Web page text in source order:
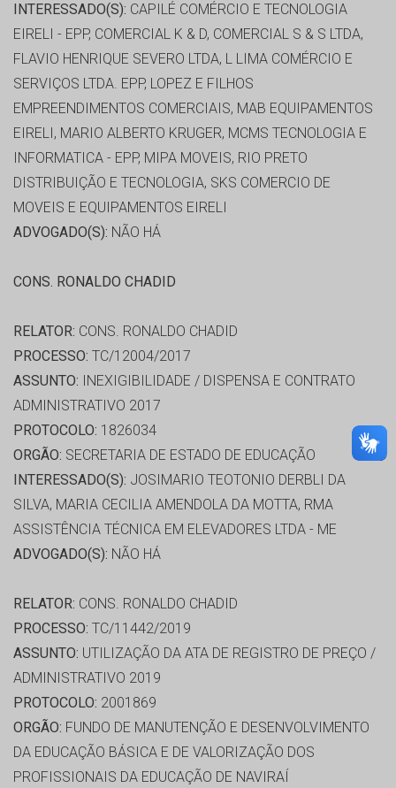
INTERESSADO(S): CAPILÉ COMÉRCIO E TECNOLOGIA
EIRELI - EPP, COMERCIAL K & D, COMERCIAL S & S LTDA,
FLAVIO HENRIQUE SEVERO LTDA, L LIMA COMÉRCIO E
SERVIÇOS LTDA. EPP, LOPEZ E FILHOS
EMPREENDIMENTOS COMERCIAIS, MAB EQUIPAMENTOS
EIRELI, MARIO ALBERTO KRUGER, MCMS TECNOLOGIA E
INFORMATICA - EPP, MIPA MOVEIS, RIO PRETO
DISTRIBUIÇÃO E TECNOLOGIA, SKS COMERCIO DE
MOVEIS E EQUIPAMENTOS EIRELI
ADVOGADO(S): NÃO HÁ
CONS. RONALDO CHADID
RELATOR: CONS. RONALDO CHADID
PROCESSO: TC/12004/2017
ASSUNTO: INEXIGIBILIDADE / DISPENSA E CONTRATO
ADMINISTRATIVO 2017
PROTOCOLO: 1826034
ORGÃO: SECRETARIA DE ESTADO DE EDUCAÇÃO
INTERESSADO(S): JOSIMARIO TEOTONIO DERBLI DA
SILVA, MARIA CECILIA AMENDOLA DA MOTTA, RMA
ASSISTÊNCIA TÉCNICA EM ELEVADORES LTDA - ME
ADVOGADO(S): NÃO HÁ
RELATOR: CONS. RONALDO CHADID
PROCESSO: TC/11442/2019
ASSUNTO: UTILIZAÇÃO DA ATA DE REGISTRO DE PREÇO /
ADMINISTRATIVO 2019
PROTOCOLO: 2001869
ORGÃO: FUNDO DE MANUTENÇÃO E DESENVOLVIMENTO
DA EDUCAÇÃO BÁSICA E DE VALORIZAÇÃO DOS
PROFISSIONAIS DA EDUCAÇÃO DE NAVIRAÍ